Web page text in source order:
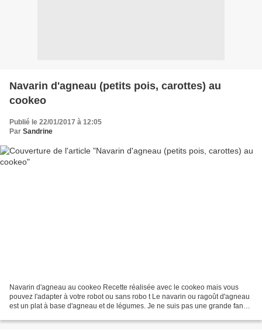
Navarin d'agneau (petits pois, carottes) au
cookeo
Publié le 22/01/2017 à 12:05
Par Sandrine
Navarin d'agneau au cookeo Recette réalisée avec le cookeo mais vous
pouvez l'adapter à votre robot ou sans robo t Le navarin ou ragoût d'agneau
est un plat à base d'agneau et de légumes. Je ne suis pas une grande fan